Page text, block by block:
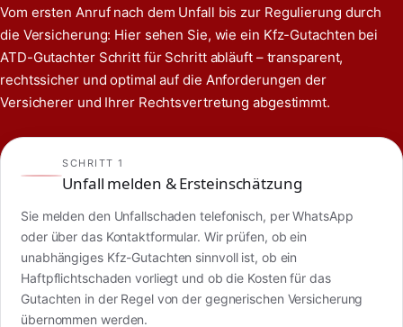
Vom ersten Anruf nach dem Unfall bis zur Regulierung durch
die Versicherung: Hier sehen Sie, wie ein Kfz-Gutachten bei
ATD-Gutachter Schritt für Schritt abläuft – transparent,
rechtssicher und optimal auf die Anforderungen der
Versicherer und Ihrer Rechtsvertretung abgestimmt.
SCHRITT 1
Unfall melden & Ersteinschätzung
Sie melden den Unfallschaden telefonisch, per WhatsApp
oder über das Kontaktformular. Wir prüfen, ob ein
unabhängiges Kfz-Gutachten sinnvoll ist, ob ein
Haftpflichtschaden vorliegt und ob die Kosten für das
Gutachten in der Regel von der gegnerischen Versicherung
übernommen werden.